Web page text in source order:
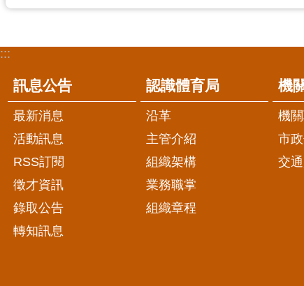
:::
訊息公告
最新消息
活動訊息
RSS訂閱
徵才資訊
錄取公告
轉知訊息
認識體育局
沿革
主管介紹
組織架構
業務職掌
組織章程
機
機
市
交